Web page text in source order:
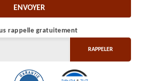
rappelle gratuitement